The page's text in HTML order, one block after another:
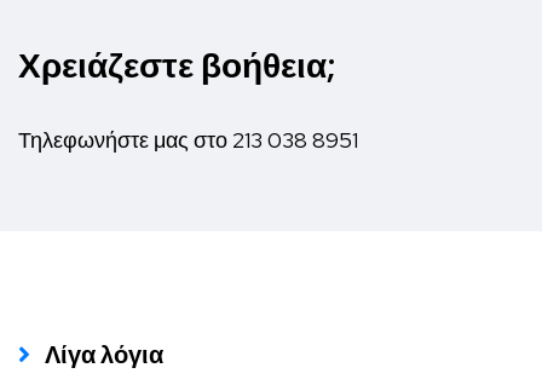
Χρειάζεστε βοήθεια;
Τηλεφωνήστε μας στο 213 038 8951
Λίγα λόγια